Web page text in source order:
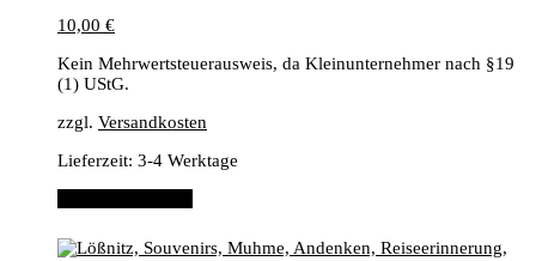
10,00 €
Kein Mehrwertsteuerausweis, da Kleinunternehmer nach §19
(1) UStG.
zzgl. Versandkosten
Lieferzeit: 3-4 Werktage